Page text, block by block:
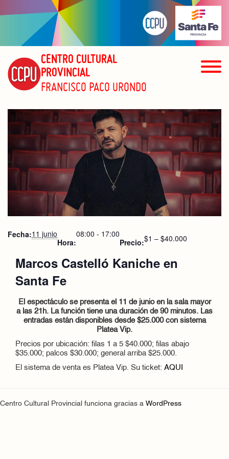
CENTRO CULTURAL
PROVINCIAL
FRANCISCO PACO URONDO
Fecha:11 junio
Hora:
08:00 - 17:00
Precio:$1 – $40.000
Marcos Castelló Kaniche en
Santa Fe
El espectáculo se presenta el 11 de junio en la sala mayor
a las 21h. La función tiene una duración de 90 minutos. Las
entradas están disponibles desde $25.000 con sistema
Platea Vip.
Precios por ubicación: filas 1 a 5 $40.000; filas abajo
$35.000; palcos $30.000; general arriba $25.000.
El sistema de venta es Platea Vip. Su ticket: AQUI
Centro Cultural Provincial funciona gracias a WordPress